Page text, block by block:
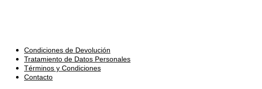
Condiciones de Devolución
Tratamiento de Datos Personales
Términos y Condiciones
Contacto